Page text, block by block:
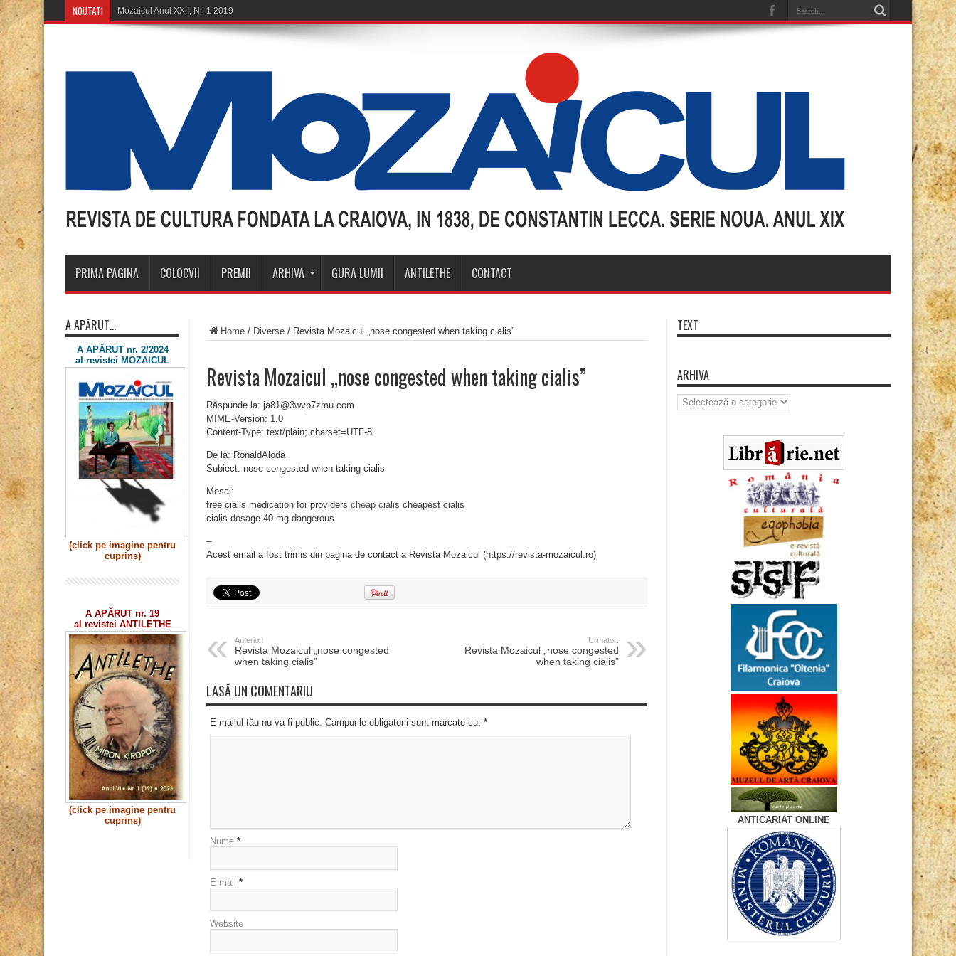
NOUTATI Mozaicul Anul XXII, Nr. 1 2019
PRIMA PAGINA COLOCVII PREMII ARHIVA GURA LUMII ANTILETHE CONTACT
Home / Diverse / Revista Mozaicul „nose congested when taking cialis”
Revista Mozaicul „nose congested when taking cialis”
Răspunde la: ja81@3wvp7zmu.com
MIME-Version: 1.0
Content-Type: text/plain; charset=UTF-8
De la: RonaldAloda
Subiect: nose congested when taking cialis
Mesaj:
free cialis medication for providers cheap cialis cheapest cialis
cialis dosage 40 mg dangerous
–
Acest email a fost trimis din pagina de contact a Revista Mozaicul (https://revista-mozaicul.ro)
Anterior:
Revista Mozaicul „nose congested
when taking cialis”
Urmator:
Revista Mozaicul „nose congested
when taking cialis”
LASĂ UN COMENTARIU
E-mailul tău nu va fi public. Campurile obligatorii sunt marcate cu: *
Nume *
E-mail *
Website
A APĂRUT…
A APĂRUT nr. 2/2024
al revistei MOZAICUL
(click pe imagine pentru
cuprins)
A APĂRUT nr. 19
al revistei ANTILETHE
(click pe imagine pentru
cuprins)
TEXT
ARHIVA
Arhiva
ANTICARIAT ONLINE